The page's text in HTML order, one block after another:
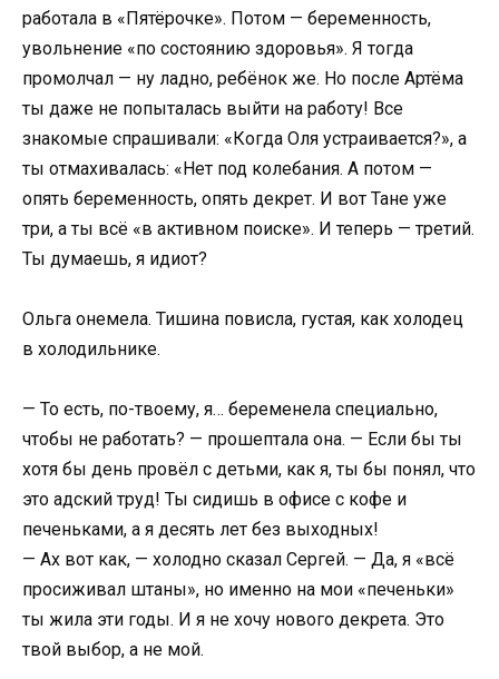
работала в «Пятёрочке». Потом — беременность,
увольнение «по состоянию здоровья». Я тогда
промолчал — ну ладно, ребёнок же. Но после Артёма
ты даже не попыталась выйти на работу! Все
знакомые спрашивали: «Когда Оля устраивается?», а
ты отмахивалась: «Нет под колебания. А потом —
опять беременность, опять декрет. И вот Тане уже
три, а ты всё «в активном поиске». И теперь — третий.
Ты думаешь, я идиот?
Ольга онемела. Тишина повисла, густая, как холодец
в холодильнике.
— То есть, по-твоему, я… беременела специально,
чтобы не работать? — прошептала она. — Если бы ты
хотя бы день провёл с детьми, как я, ты бы понял, что
это адский труд! Ты сидишь в офисе с кофе и
печеньками, а я десять лет без выходных!
— Ах вот как, — холодно сказал Сергей. — Да, я «всё
просиживал штаны», но именно на мои «печеньки»
ты жила эти годы. И я не хочу нового декрета. Это
твой выбор, а не мой.